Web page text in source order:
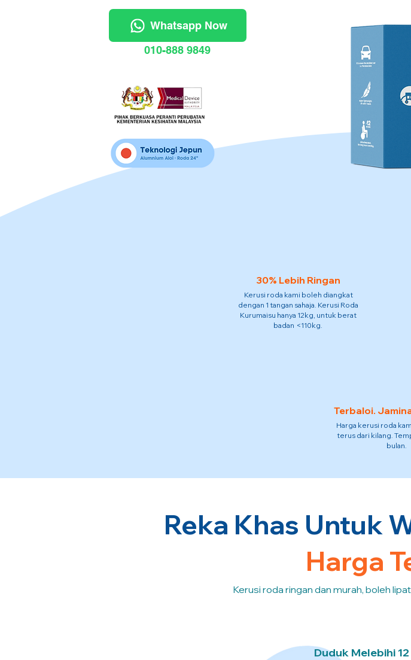
Whatsapp Now
010-888 9849
30% Lebih Ringan
Kerusi roda kami boleh diangkat
dengan 1 tangan sahaja. Kerusi Roda
Kurumaisu hanya 12kg, untuk berat
badan <110kg.
Terbaloi.
Harga kerusi roda
terus dari kilang.
bulan.
Reka Khas Untuk
Harga
Kerusi roda ringan dan murah, boleh
Duduk Melebihi